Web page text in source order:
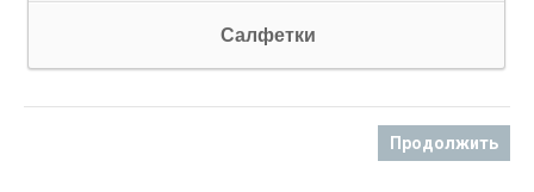
Cалфетки
Продолжить